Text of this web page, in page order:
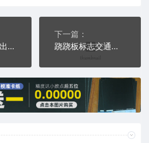
NO OUTLET无出口此路不通交通标志公共标志
下一篇：
跷跷板标志交通标志公共标志AI8.0格式激光打标文件通用矢量图